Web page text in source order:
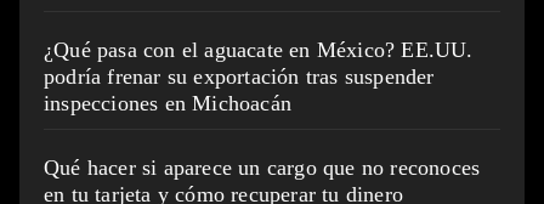
¿Qué pasa con el aguacate en México? EE.UU.
podría frenar su exportación tras suspender
inspecciones en Michoacán
Qué hacer si aparece un cargo que no reconoces
en tu tarjeta y cómo recuperar tu dinero